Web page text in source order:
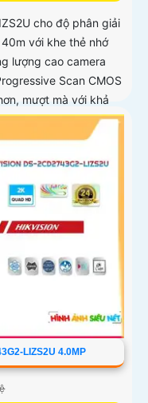
cho độ phân giải
với khe thẻ nhớ
lượng cao camera
Scan CMOS
mượt mà với khả
cách 40m vào ban
ban ngày
LIZS2U 4.0MP